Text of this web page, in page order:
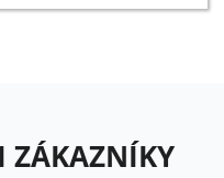
ZÁKAZNÍKY